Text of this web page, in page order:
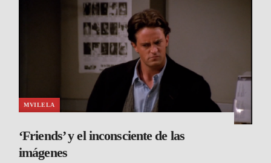
MVILELA
‘Friends’ y el inconsciente de las
imágenes